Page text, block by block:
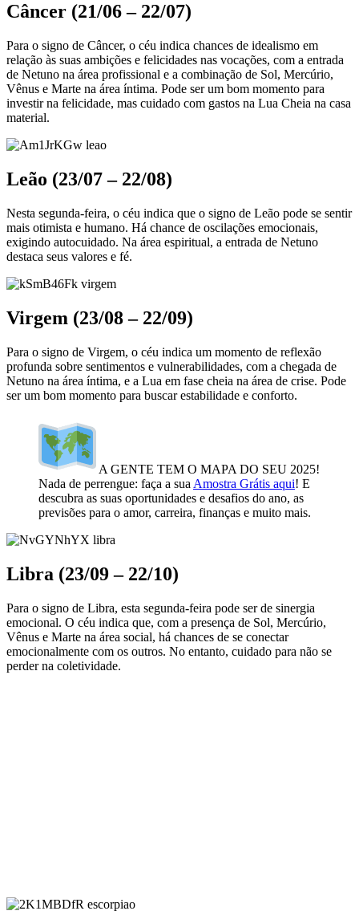
Câncer (21/06 – 22/07)
Para o signo de Câncer, o céu indica chances de idealismo em
relação às suas ambições e felicidades nas vocações, com a entrada
de Netuno na área profissional e a combinação de Sol, Mercúrio,
Vênus e Marte na área íntima. Pode ser um bom momento para
investir na felicidade, mas cuidado com gastos na Lua Cheia na casa
material.
Leão (23/07 – 22/08)
Nesta segunda-feira, o céu indica que o signo de Leão pode se sentir
mais otimista e humano. Há chance de oscilações emocionais,
exigindo autocuidado. Na área espiritual, a entrada de Netuno
destaca seus valores e fé.
Virgem (23/08 – 22/09)
Para o signo de Virgem, o céu indica um momento de reflexão
profunda sobre sentimentos e vulnerabilidades, com a chegada de
Netuno na área íntima, e a Lua em fase cheia na área de crise. Pode
ser um bom momento para buscar estabilidade e conforto.
A GENTE TEM O MAPA DO SEU 2025!
Nada de perrengue: faça a sua Amostra Grátis aqui! E
descubra as suas oportunidades e desafios do ano, as
previsões para o amor, carreira, finanças e muito mais.
Libra (23/09 – 22/10)
Para o signo de Libra, esta segunda-feira pode ser de sinergia
emocional. O céu indica que, com a presença de Sol, Mercúrio,
Vênus e Marte na área social, há chances de se conectar
emocionalmente com os outros. No entanto, cuidado para não se
perder na coletividade.